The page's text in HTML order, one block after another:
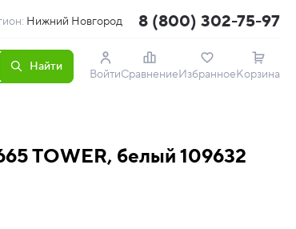
Нижний Новгород 8 (800) 302-75-97
Найти
ВойтиСравнениеИзбранноеКорзина
TOWER, белый 109632